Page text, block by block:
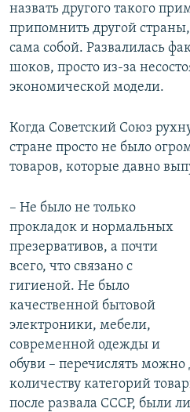
назвать другого такого
припомнить другой
сама собой. Развалилась
шоков, просто из-за
экономической модели.
Когда Советский Союз
стране просто не было
товаров, которые давно
– Не было не только
прокладок и нормальных
презервативов, а почти
всего, что связано с
гигиеной. Не было
качественной бытовой
электроники, мебели,
современной одежды и
обуви – перечислять
количеству категорий
после развала СССР, были